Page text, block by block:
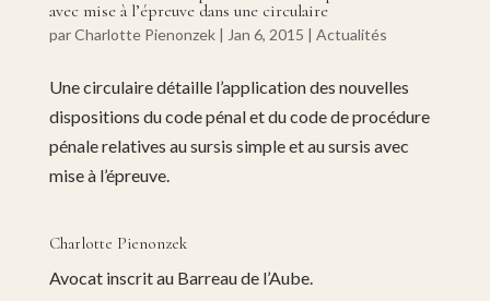
avec mise à l’épreuve dans une circulaire
parCharlotte Pienonzek| Jan 6, 2015 | Actualités
Une circulaire détaille l’application des nouvelles
dispositions du code pénal et du code de procédure
pénale relatives au sursis simple et au sursis avec
mise à l’épreuve.
Charlotte Pienonzek
Avocat inscrit au Barreau de l’Aube.